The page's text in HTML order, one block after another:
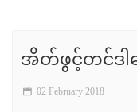
အိတ်ဖွင့်တင်ဒါခ
02 February 2018